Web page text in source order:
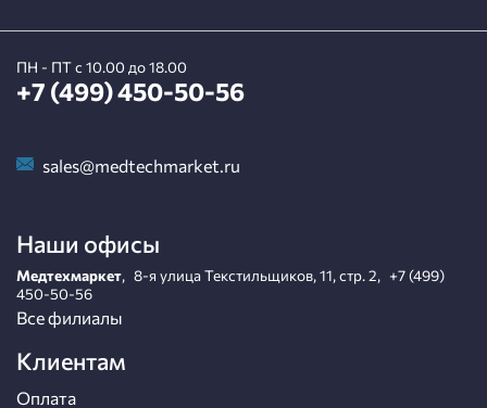
ПН - ПТ с 10.00 до 18.00
+7 (499) 450-50-56
sales@medtechmarket.ru
Наши офисы
Медтехмаркет, 8-я улица Текстильщиков, 11, стр. 2, +7 (499)
450-50-56
Все филиалы
Клиентам
Оплата